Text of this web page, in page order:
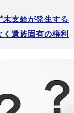
未支給が発生する
遺族固有の権利